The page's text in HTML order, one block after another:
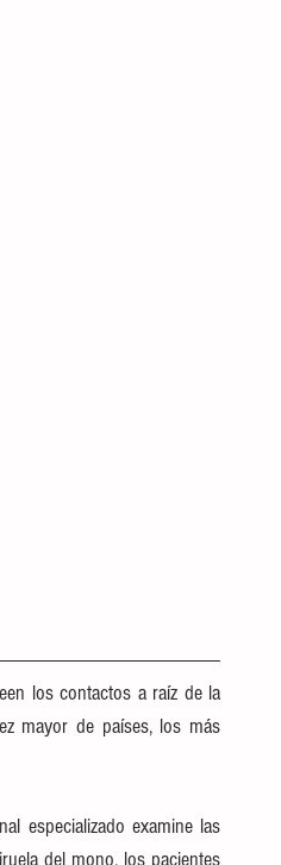
los contactos a raíz de la
mayor de países, los más
del mono, los pacientes